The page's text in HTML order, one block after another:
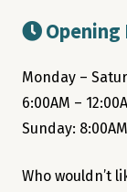
Opening
Monday –
6:00AM –
Sunday:
Who wouldn’t